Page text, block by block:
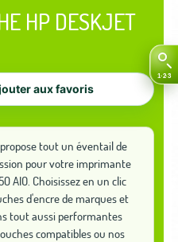
HP DESKJET
aux favoris
tout un éventail de
pour votre imprimante
AIO. Choisissez en un clic
d'encre de marques et
tout aussi performantes
compatibles ou nos